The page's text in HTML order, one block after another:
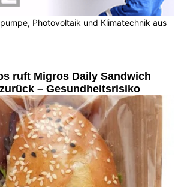
Photovoltaik und Klimatechnik aus
ruft Migros Daily Sandwich
– Gesundheitsrisiko